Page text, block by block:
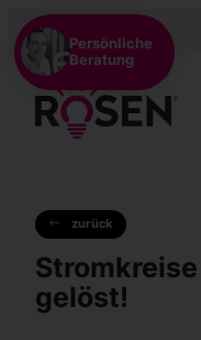
DE EN
zurück
gelöst!
Persönliche
Beratung